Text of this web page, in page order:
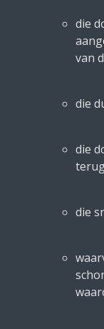
die
van
die
die
die